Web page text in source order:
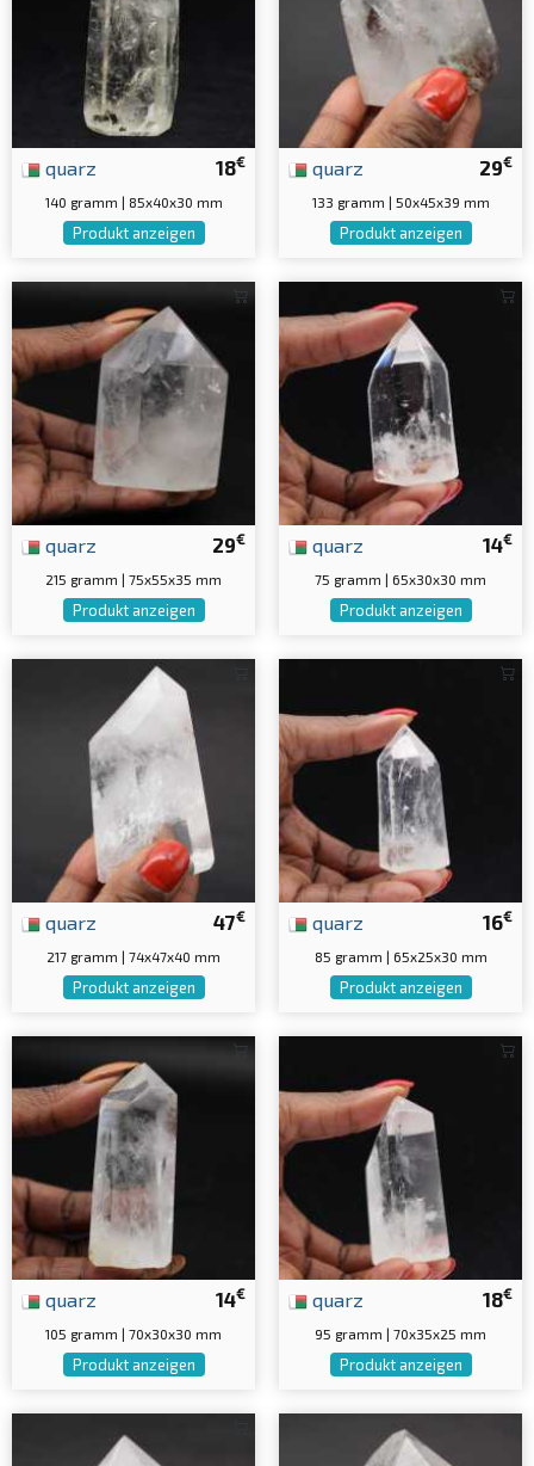
18€
quarz
140 gramm | 85x40x30 mm
Produkt anzeigen
29€
quarz
133 gramm | 50x45x39 mm
Produkt anzeigen
29€
quarz
215 gramm | 75x55x35 mm
Produkt anzeigen
14€
quarz
75 gramm | 65x30x30 mm
Produkt anzeigen
47€
quarz
217 gramm | 74x47x40 mm
Produkt anzeigen
16€
quarz
85 gramm | 65x25x30 mm
Produkt anzeigen
14€
quarz
105 gramm | 70x30x30 mm
Produkt anzeigen
18€
quarz
95 gramm | 70x35x25 mm
Produkt anzeigen